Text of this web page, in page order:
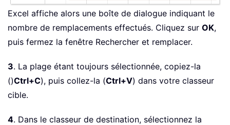
Excel affiche alors une boîte de dialogue indiquant le
nombre de remplacements effectués. Cliquez sur OK,
puis fermez la fenêtre Rechercher et remplacer.
3. La plage étant toujours sélectionnée, copiez-la
()Ctrl+C), puis collez-la (Ctrl+V) dans votre classeur
cible.
4. Dans le classeur de destination, sélectionnez la